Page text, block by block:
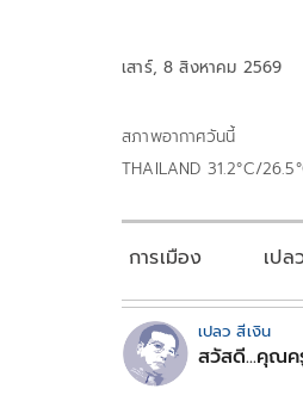
เสาร์, 8 สิงหาคม 2569
สภาพอากาศวันนี้
THAILAND 31.2°C/
การเมือง เปล
เปลว สีเงิน
สวัสดี...คุณค